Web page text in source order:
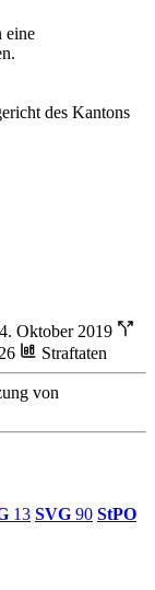
eine
des Kantons
Oktober 2019
Straftaten
von
13 SVG 90 StPO